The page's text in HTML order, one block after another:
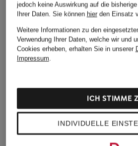
adidas Adiletten
adidas Argentinien
adidas Baumwoll-
Jogginghosen
jedoch keine Auswirkung auf die
Ihrer Daten. Sie können hierden Einsatz
Weitere Informationen zu den
Verwendung Ihrer Daten, welche wir und
Cookies erheben, erhalten Sie in unserer
Impressum.
INDIVIDUELLE
ICH STIMME